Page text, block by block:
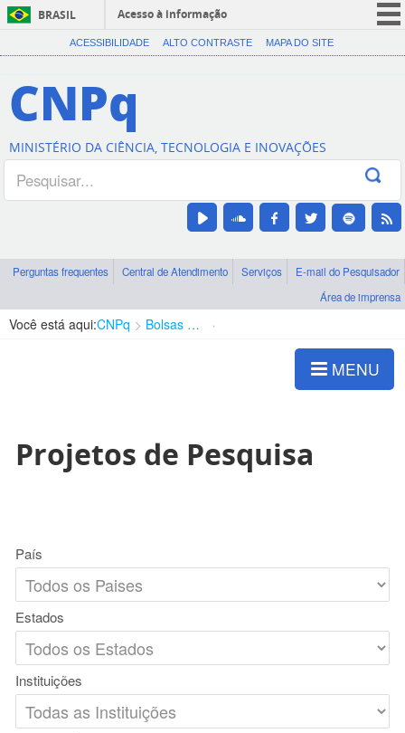
BRASIL
Acesso à informação
CORONAVÍRUS (COVID-19)
Canais
ACESSIBILIDADE ALTO CONTRASTE MAPA DO SITE
CNPq
MINISTÉRIO DA CIÊNCIA, TECNOLOGIA E INOVAÇÕES
Perguntas frequentes Central de Atendimento Serviços
E-mail do Pesquisador
Área de imprensa
Você está aqui:CNPq Bolsas e Auxílios Vigentes
MENU
Projetos de Pesquisa
País
Estados
Instituições